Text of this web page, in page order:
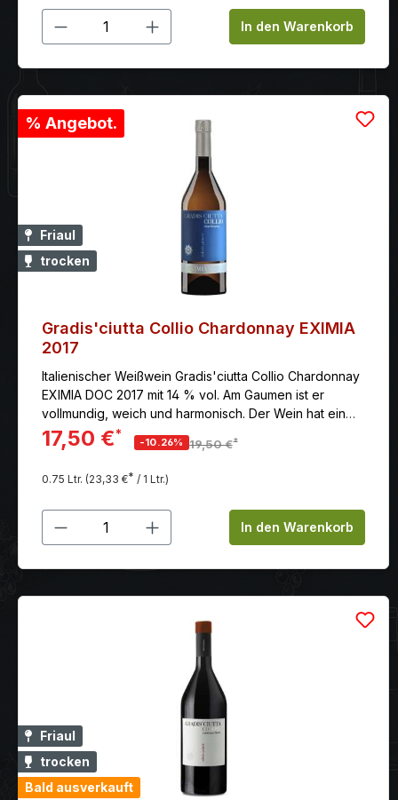
Produkt Anzahl: Gib denIn den Warenkorb
% Angebot.
Friaul
trocken
Gradis'ciutta Collio Chardonnay EXIMIA
2017
Italienischer Weißwein Gradis'ciutta Collio Chardonnay
EXIMIA DOC 2017 mit 14 % vol. Am Gaumen ist er
vollmundig, weich und harmonisch. Der Wein hat ein
langes und anhaltendes Finale.
17,50 €*
-10.26% 19,50 €*
0.75 Ltr. (23,33 €* / 1 Ltr.)
Produkt Anzahl: Gib denIn den Warenkorb
Friaul
trocken
Bald ausverkauft